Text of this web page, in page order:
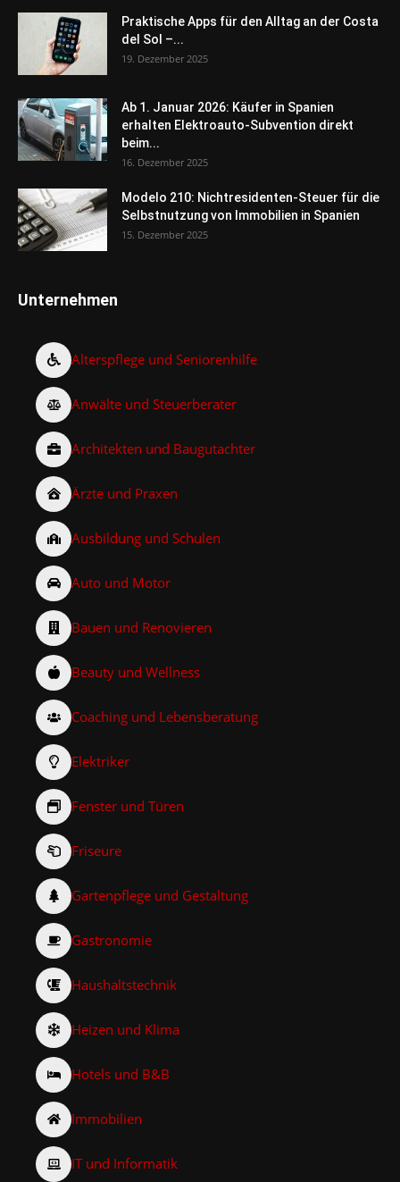
Praktische Apps für den Alltag an der Costa
del Sol –...
19. Dezember 2025
Ab 1. Januar 2026: Käufer in Spanien
erhalten Elektroauto-Subvention direkt
beim...
16. Dezember 2025
Modelo 210: Nichtresidenten-Steuer für die
Selbstnutzung von Immobilien in Spanien
15. Dezember 2025
Unternehmen
Alterspflege und Seniorenhilfe
Anwälte und Steuerberater
Architekten und Baugutachter
Ärzte und Praxen
Ausbildung und Schulen
Auto und Motor
Bauen und Renovieren
Beauty und Wellness
Coaching und Lebensberatung
Elektriker
Fenster und Türen
Friseure
Gartenpflege und Gestaltung
Gastronomie
Haushaltstechnik
Heizen und Klima
Hotels und B&B
Immobilien
IT und Informatik